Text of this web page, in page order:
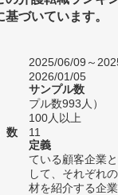
基づいています。
2025/06/09～
2026/01/05
サンプル数
プル数993人）
100人以上
数
11
定義
ている顧客企業
して、それぞれ
材を紹介する企